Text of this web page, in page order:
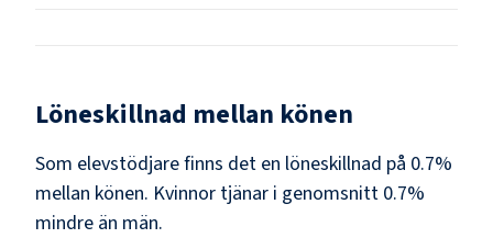
Löneskillnad mellan könen
Som elevstödjarefinns det en löneskillnad på 0.7%
mellan könen. Kvinnor tjänar i genomsnitt 0.7%
mindre än män.